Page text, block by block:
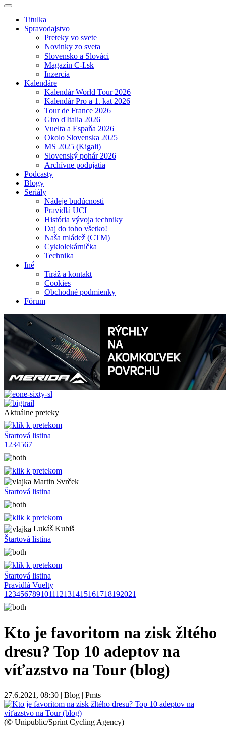
Titulka
Spravodajstvo
Preteky vo svete
Novinky zo sveta
Slovensko a Slováci
Magazín C-I.sk
Inzercia
Kalendáre
Kalendár World Tour 2026
Kalendár Pro a 1. kat 2026
Tour de France 2026
Giro d'Italia 2026
Vuelta a Espaňa 2026
Okolo Slovenska 2025
MS 2025 (Kigali)
Slovenský pohár 2026
Archívne podujatia
Podcasty
Blogy
Seriály
Nádeje budúcnosti
Pravidlá UCI
História vývoja techniky
Daj do toho všetko!
Naša mládež (CTM)
Cyklolekárnička
Technika
Iné
Tiráž a kontakt
Cookies
Obchodné podmienky
Fórum
Aktuálne preteky
Štartová listina
1 234567
Martin Svrček
Štartová listina
Lukáš Kubiš
Štartová listina
Štartová listina
Pravidlá Vuelty
1 23456789101112131415161718192021
Kto je favoritom na zisk žltého
dresu? Top 10 adeptov na
víťazstvo na Tour (blog)
27.6.2021, 08:30 | Blog | Pmts
(© Unipublic/Sprint Cycling Agency)